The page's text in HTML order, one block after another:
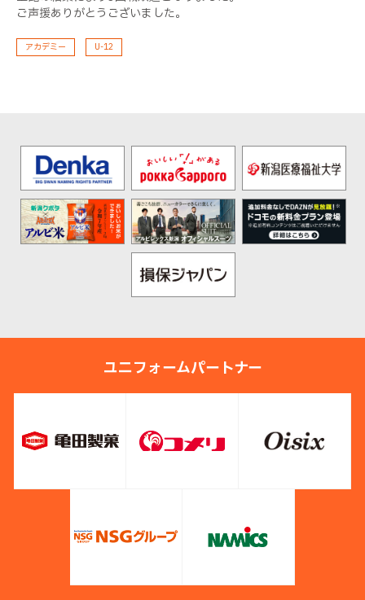
ご声援ありがとうございました。
アカデミー U-12
ユニフォームパートナー